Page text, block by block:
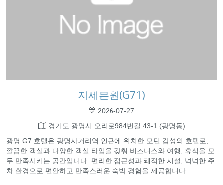
지세븐원(G71)
2026-07-27
경기도 광명시 오리로984번길 43-1 (광명동)
광명 G7 호텔은 광명사거리역 인근에 위치한 모던 감성의 호텔로,
깔끔한 객실과 다양한 객실 타입을 갖춰 비즈니스와 여행, 휴식을 모
두 만족시키는 공간입니다. 편리한 접근성과 쾌적한 시설, 넉넉한 주
차 환경으로 편안하고 만족스러운 숙박 경험을 제공합니다.